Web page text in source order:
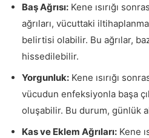
Baş Ağrısı: Kene ısırığı
ağrıları, vücuttaki
belirtisi olabilir. Bu ağrılar,
hissedilebilir.
Yorgunluk: Kene ısırığı
vücudun enfeksiyonla başa
oluşabilir. Bu durum, günlük
Kas ve Eklem Ağrıları: Kene